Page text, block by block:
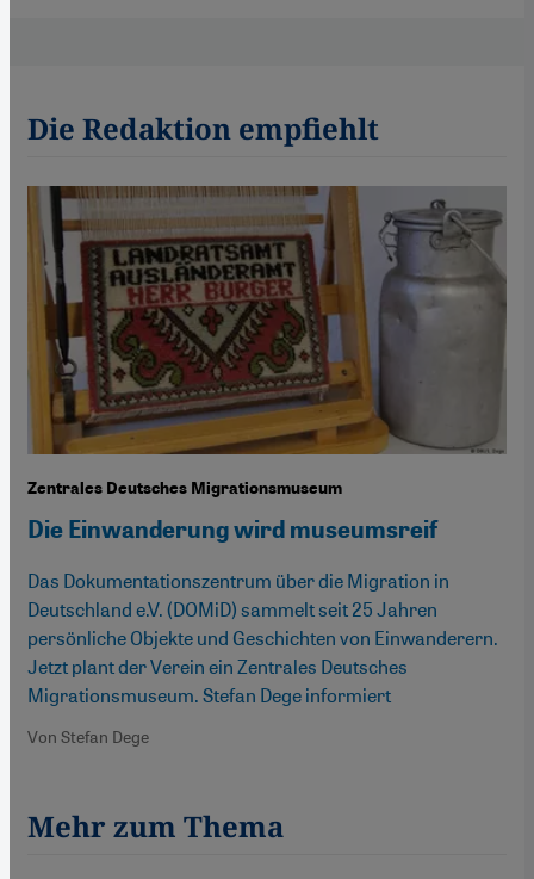
Die Redaktion empfiehlt
Zentrales Deutsches Migrationsmuseum
Die Einwanderung wird museumsreif
Das Dokumentationszentrum über die Migration in
Deutschland e.V. (DOMiD) sammelt seit 25 Jahren
persönliche Objekte und Geschichten von Einwanderern.
Jetzt plant der Verein ein Zentrales Deutsches
Migrationsmuseum. Stefan Dege informiert
Von Stefan Dege
Mehr zum Thema